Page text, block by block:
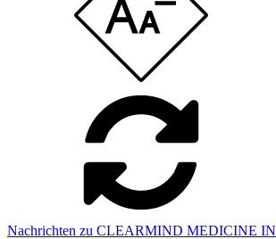
Nachrichten zu CLEARMIND MEDICINE